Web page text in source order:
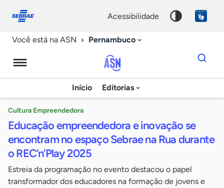
conosco
acessibilidade
Você está na ASN Pernambuco
Agência
Sebrae
Notícias
Início Editorias
Dados
para
chave
Cultura Empreendedora
Educação empreendedora e inovação se
encontram no espaço Sebrae na Rua durante
o REC’n’Play 2025
Estreia da programação no evento destacou o papel
transformador dos educadores na formação de jovens e